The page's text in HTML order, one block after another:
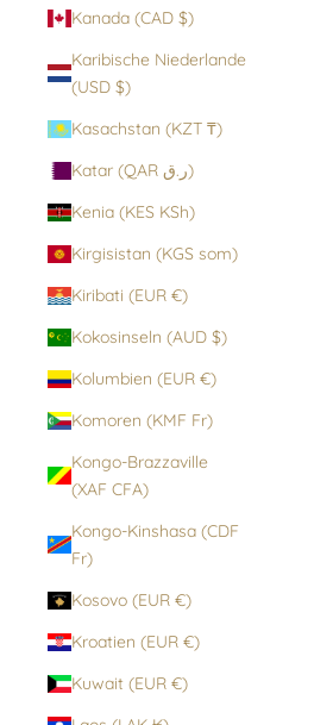
Kanada (CAD $)
Karibische Niederlande
(USD $)
Kasachstan (KZT ₸)
Katar (QAR ر.ق)
Kenia (KES KSh)
Kirgisistan (KGS som)
Kiribati (EUR €)
Kokosinseln (AUD $)
Kolumbien (EUR €)
Komoren (KMF Fr)
Kongo-Brazzaville
(XAF CFA)
Kongo-Kinshasa (CDF
Fr)
Kosovo (EUR €)
Kroatien (EUR €)
Kuwait (EUR €)